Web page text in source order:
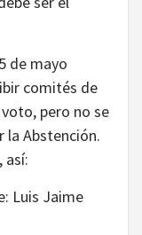
de mayo
comités de
pero no se
la Abstención.
así:
Luis Jaime